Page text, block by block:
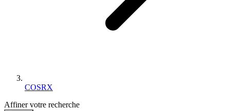
COSRX
Affiner votre recherche